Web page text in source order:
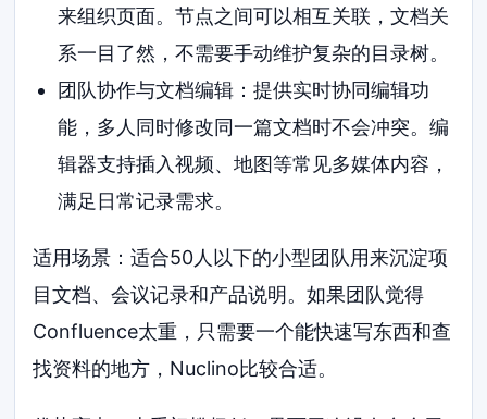
来组织页面。节点之间可以相互关联，文档关
系一目了然，不需要手动维护复杂的目录树。
团队协作与文档编辑：提供实时协同编辑功
能，多人同时修改同一篇文档时不会冲突。编
辑器支持插入视频、地图等常见多媒体内容，
满足日常记录需求。
适用场景：适合50人以下的小型团队用来沉淀项
目文档、会议记录和产品说明。如果团队觉得
Confluence太重，只需要一个能快速写东西和查
找资料的地方，Nuclino比较合适。